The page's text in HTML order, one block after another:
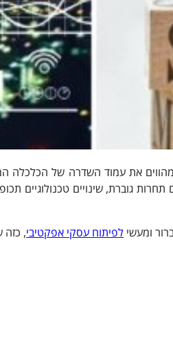
תחרות גוברת, שינויים
ומעשי לפיתוח עסקי אפקטיבי, כזה